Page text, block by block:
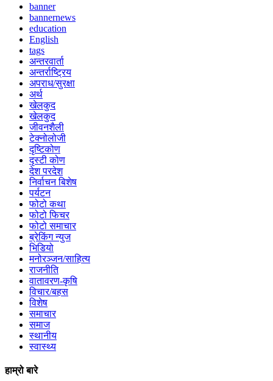
banner
bannernews
education
English
tags
अन्तरवार्ता
अन्तर्राष्ट्रिय
अपराध/सुरक्षा
अर्थ
खेलकुद
खेलकुद
जीवनशैली
टेक्नोलोजी
दृष्टिकोण
दृस्टी कोण
देश परदेश
निर्वाचन बिशेष
पर्यटन
फोटो कथा
फोटो फिचर
फोटो समाचार
ब्रेकिंग न्युज
भिडियो
मनोरञ्जन/साहित्य
राजनीति
वातावरण-कृषि
विचार/बहस
विशेष
समाचार
समाज
स्थानीय
स्वास्थ्य
हाम्रो बारे